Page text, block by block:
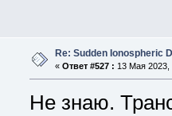
Re: Sudden Ionospheric
« Ответ #527 : 13 Мая 2023,
Не знаю.